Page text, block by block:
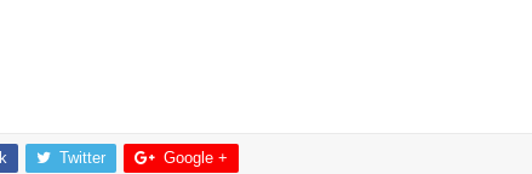
Twitter Google +